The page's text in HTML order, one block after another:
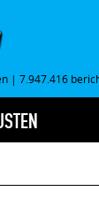
| 7.947.416